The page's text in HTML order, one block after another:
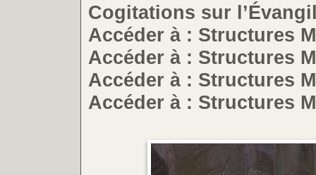
Cogitations sur
Accéder à : Structures
Accéder à : Structures
Accéder à : Structures
Accéder à : Structures